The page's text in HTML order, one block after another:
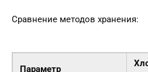
Сравнение методов хранения:
Параметр